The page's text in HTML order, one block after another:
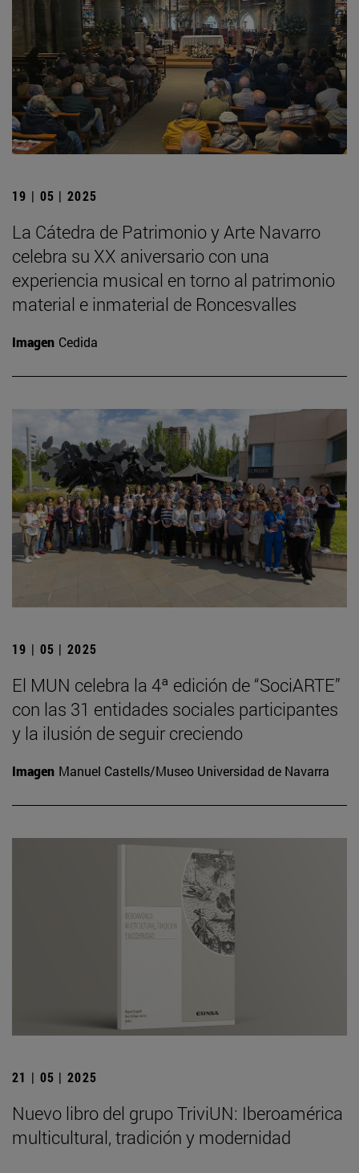
19 | 05 | 2025
La Cátedra de Patrimonio y Arte Navarro
celebra su XX aniversario con una
experiencia musical en torno al patrimonio
material e inmaterial de Roncesvalles
Imagen Cedida
19 | 05 | 2025
El MUN celebra la 4ª edición de “SociARTE”
con las 31 entidades sociales participantes
y la ilusión de seguir creciendo
Imagen Manuel Castells/Museo Universidad de Navarra
21 | 05 | 2025
Nuevo libro del grupo TriviUN: Iberoamérica
multicultural, tradición y modernidad